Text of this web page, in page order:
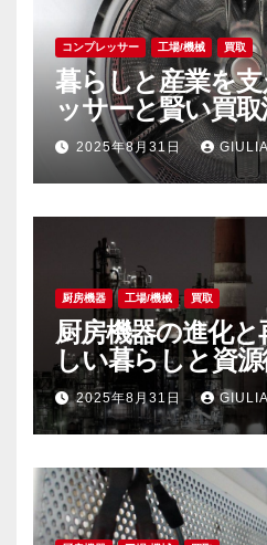
コンプレッサー 工場/機械 買取
暮らしと産業を
ッサーと賢い買
め2025年8月31日
厨房機器 工場/機械 買取
厨房機器の進化
しい暮らしと資
2025年8月31日